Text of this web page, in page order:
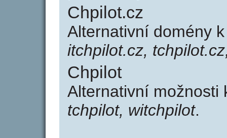
Chpilot.cz
Alternativní domény
itchpilot.cz,
Chpilot
Alternativní
tchpilot, witchpilot.